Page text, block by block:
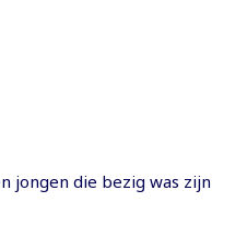
jongen die bezig was zijn